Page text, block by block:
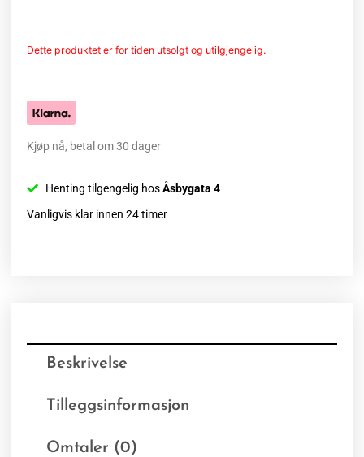
Dette produktet er for tiden utsolgt og utilgjengelig.
Kjøp nå, betal om 30 dager
Henting tilgengelig hosÅsbygata 4
Vanligvis klar innen 24 timer
Beskrivelse
Tilleggsinformasjon
Omtaler (0)